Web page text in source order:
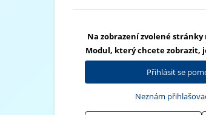
Na zobrazení zvolené
Modul, který chcete zobrazit,
Přihlásit se
Neznám